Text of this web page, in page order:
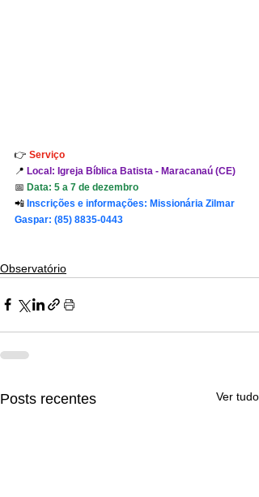
👉 Serviço
📍 Local: Igreja Bíblica Batista - Maracanaú (CE)
📅 Data: 5 a 7 de dezembro
📲 Inscrições e informações: Missionária Zilmar
Gaspar: (85) 8835-0443
Observatório
Posts recentes Ver tudo